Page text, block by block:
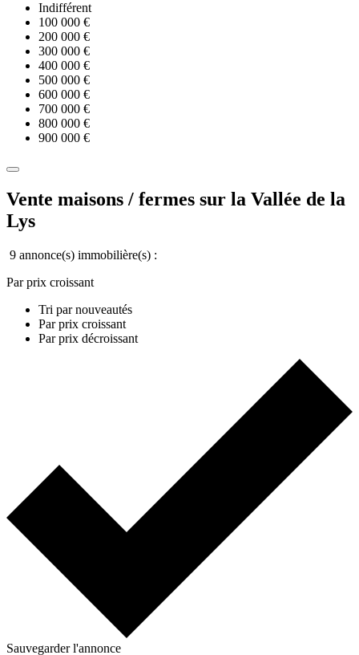
Indifférent
100 000 €
200 000 €
300 000 €
400 000 €
500 000 €
600 000 €
700 000 €
800 000 €
900 000 €
Vente maisons / fermes sur la Vallée de la
Lys
9 annonce(s) immobilière(s) :
Par prix croissant
Tri par nouveautés
Par prix croissant
Par prix décroissant
Sauvegarder l'annonce